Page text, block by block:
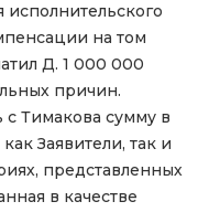
на том
Д. 1 000 000
причин.
Тимакова сумму в
Заявители, так и
представленных
в качестве